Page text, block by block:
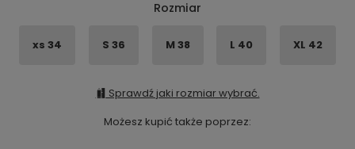
Rozmiar
xs 34 S 36 M 38 L 40 XL 42
Sprawdź jaki rozmiar wybrać.
Możesz kupić także poprzez: